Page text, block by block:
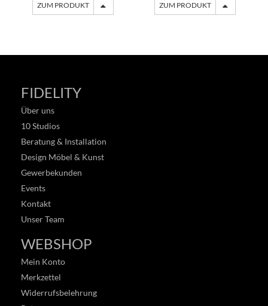
ZUM PRODUKT ZUM PRODUKT
FIDELITY
Über uns
10 Studios
Beratung & Installation
Design Möbel & Kunst
Gewerbekunden
Events
Kontakt
Unser Team
WEBSHOP
Mein Konto
Merkzettel
Widerrufsbelehrung